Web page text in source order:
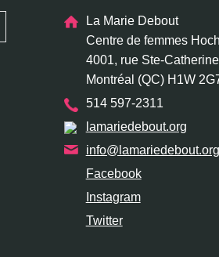
La Marie Debout
Centre de femmes
4001, rue Ste-
Montréal (QC) H1W
514 597-2311
lamariedebout.org
info@lamariedebout.org
Facebook
Instagram
Twitter